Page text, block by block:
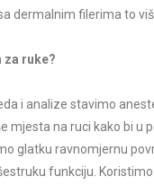
dermalnim filerima to
za ruke?
i analize stavimo
mjesta na ruci kako bi u
glatku ravnomjernu
funkciju.